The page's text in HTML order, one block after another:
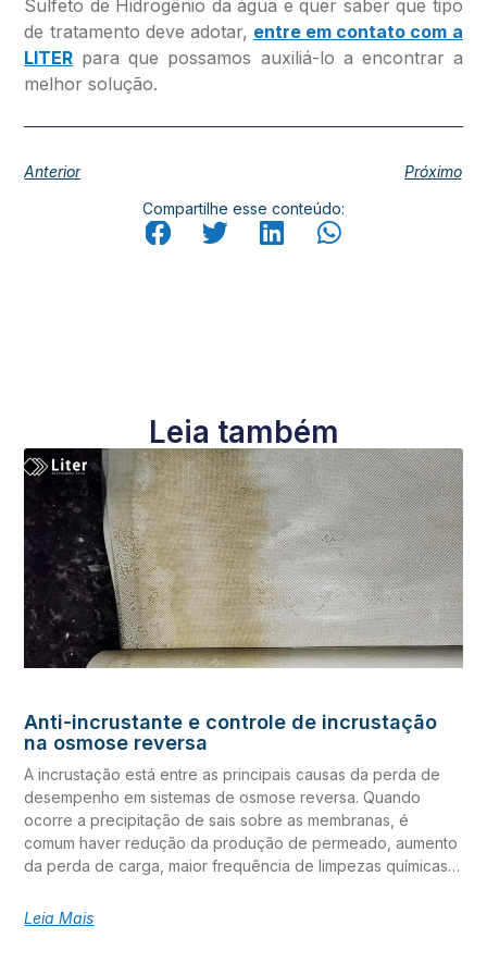
Sulfeto de Hidrogênio da água e quer saber que tipo
de tratamento deve adotar, entre em contato com a
LITER para que possamos auxiliá-lo a encontrar a
melhor solução.
Anterior Próximo
Compartilhe esse conteúdo:
Leia também
Anti-incrustante e controle de incrustação
na osmose reversa
A incrustação está entre as principais causas da perda de
desempenho em sistemas de osmose reversa. Quando
ocorre a precipitação de sais sobre as membranas, é
comum haver redução da produção de permeado, aumento
da perda de carga, maior frequência de limpezas químicas e
sistemas de osmose reversa é uma ferramenta fundamental
Leia Mais